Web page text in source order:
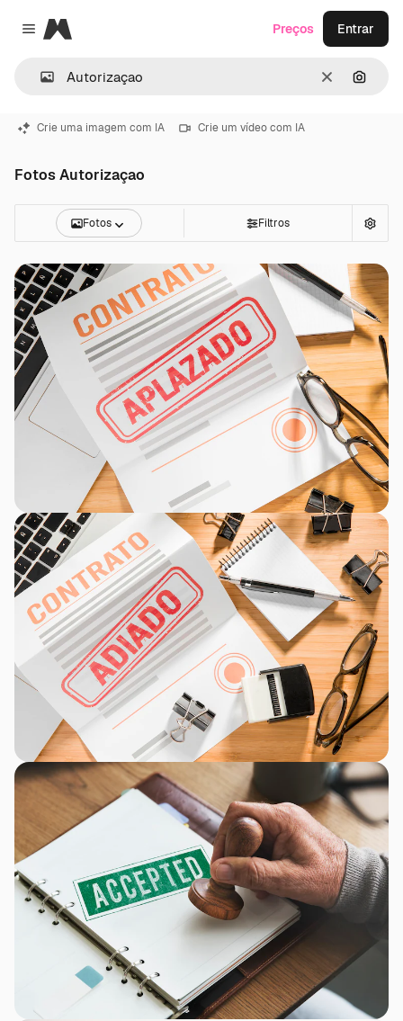
Close menu
Magnific
Limpar
Preços Entrar
Crie uma imagem com IA Crie um vídeo com IA
Fotos Autorizaçao
Fotos Filtros